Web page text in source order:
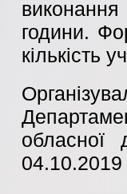
години.
кількість
обласної